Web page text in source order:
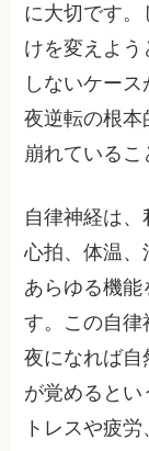
に大切です
けを変えよ
しないケー
夜逆転の根本
崩れているこ
自律神経は
心拍、体温、
あらゆる機能
す。この自律
夜になれば自
が覚めるとい
トレスや疲